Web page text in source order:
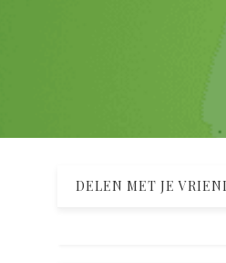
DELEN MET JE